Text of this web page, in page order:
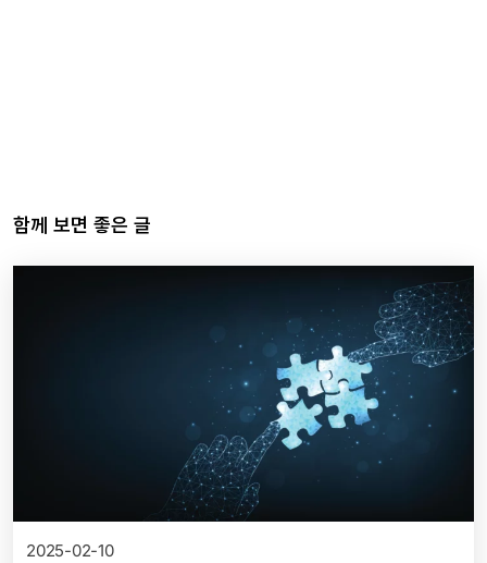
함께 보면 좋은 글
2025-02-10